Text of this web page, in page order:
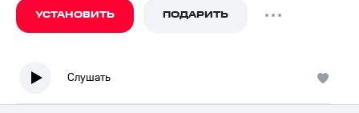
УСТАНОВИТЬ ПОДАРИТЬ
Слушать